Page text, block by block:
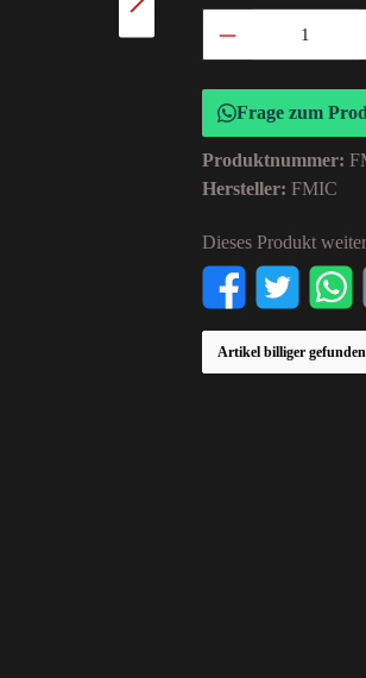
Frage zum
Produktnummer:
Hersteller:FMIC
Dieses Produkt
Artikel billiger gefunden